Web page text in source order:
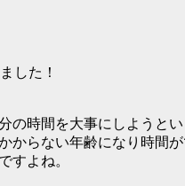
した！
の時間を大事にしようと
からない年齢になり時間
すよね。